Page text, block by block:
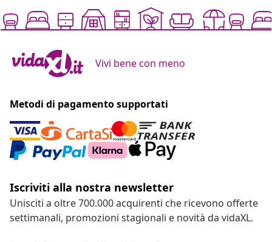
Vivi bene con meno
Metodi di pagamento supportati
Iscriviti alla nostra newsletter
Unisciti a oltre 700.000 acquirenti che ricevono offerte
settimanali, promozioni stagionali e novità da vidaXL.